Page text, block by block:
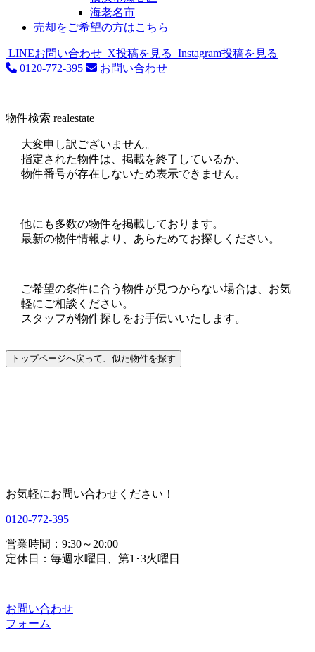
海老名市
売却をご希望の方はこちら
LINEお問い合わせ X投稿を見る Instagram投稿を見る
0120-772-395
お問い合わせ
物件検索 realestate
大変申し訳ございません。
指定された物件は、掲載を終了しているか、
物件番号が存在しないため表示できません。
他にも多数の物件を掲載しております。
最新の物件情報より、あらためてお探しください。
ご希望の条件に合う物件が見つからない場合は、お気
軽にご相談ください。
スタッフが物件探しをお手伝いいたします。
お気軽にお問い合わせください！
0120-772-395
営業時間：9:30～20:00
定休日：毎週水曜日、第1･3火曜日
お問い合わせ
フォーム